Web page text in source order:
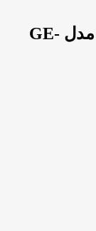
جیول چسب مژه 7 گرمی سفید مدل GE-